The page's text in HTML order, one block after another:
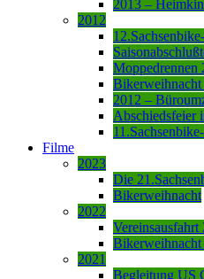
2013 –
2012
Moppedrennen
Bikerweihnacht
2012 –
Abschiedsfeier
Filme
2023
Die
Bikerweihnacht
2022
Vereinsausfahrt
Bikerweihnacht
2021
Begleitung US